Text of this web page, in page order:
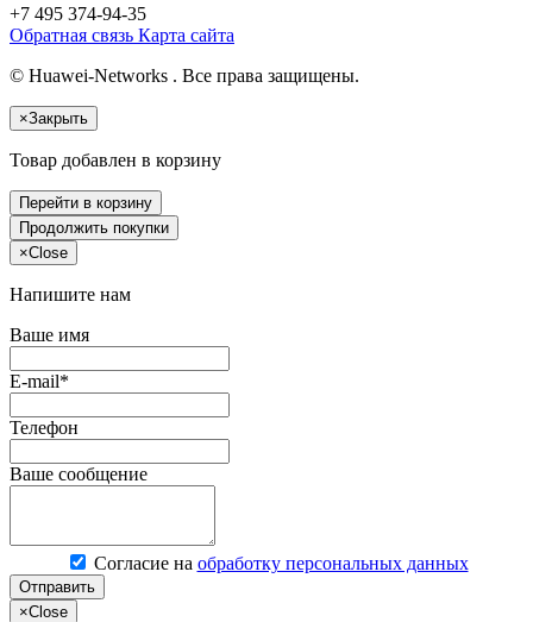
+7 495 374-94-35
Обратная связь Карта сайта
© Huawei-Networks . Все права защищены.
×Закрыть
Товар добавлен в корзину
Перейти в корзину
Продолжить покупки
×Close
Напишите нам
Ваше имя
E-mail*
Телефон
Ваше сообщение
Согласие на обработку персональных данных
Отправить
×Close